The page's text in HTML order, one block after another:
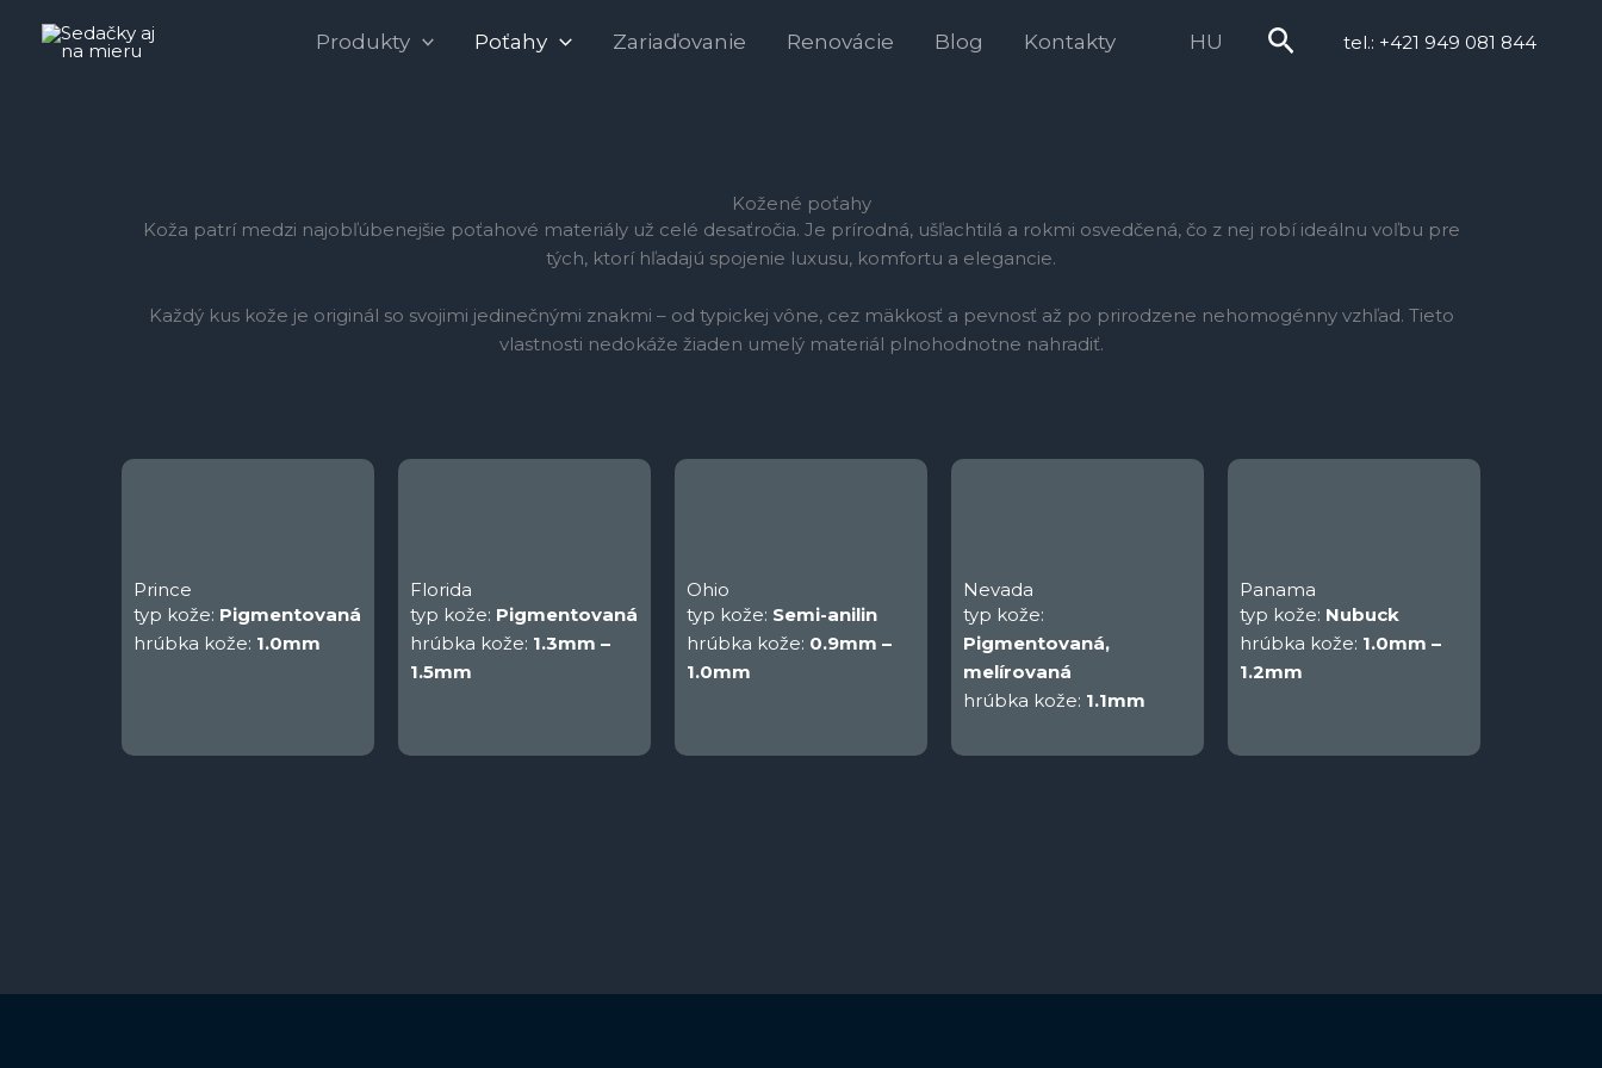
Produkty Poťahy Zariaďovanie Renovácie Blog Kontakty HU Hľadaťtel.: +421 949 081 844
Kožené poťahy
Koža patrí medzi najobľúbenejšie poťahové materiály už celé desaťročia. Je prírodná, ušľachtilá a rokmi osvedčená, čo z nej robí ideálnu voľbu pre
tých, ktorí hľadajú spojenie luxusu, komfortu a elegancie.
Každý kus kože je originál so svojimi jedinečnými znakmi – od typickej vône, cez mäkkosť a pevnosť až po prirodzene nehomogénny vzhľad. Tieto
vlastnosti nedokáže žiaden umelý materiál plnohodnotne nahradiť.
Prince
typ kože: Pigmentovaná
hrúbka kože: 1.0mm
Florida
typ kože: Pigmentovaná
hrúbka kože: 1.3mm –
1.5mm
Ohio
typ kože: Semi-anilin
hrúbka kože: 0.9mm –
1.0mm
Nevada
typ kože:
Pigmentovaná,
melírovaná
hrúbka kože: 1.1mm
Panama
typ kože: Nubuck
hrúbka kože: 1.0mm –
1.2mm